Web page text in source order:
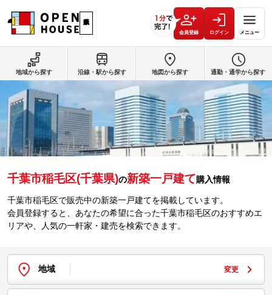
会員登録 ログイン メニュー
千葉市稲毛区(千葉県)の新築一戸建て購入情報
千葉市稲毛区で販売中の新築一戸建てを掲載しています。
会員登録すると、あなたの希望に合った千葉市稲毛区のおすすめエ
リアや、人気の一軒家・建売を検索できます。
地域 変更
地域から探す 沿線・駅から探す 地図から探す 通勤・通学から探す